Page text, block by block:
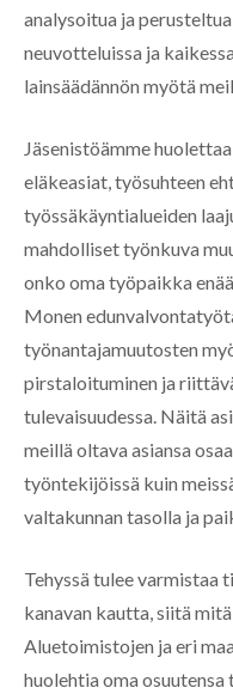
analysoitua ja
neuvotteluissa ja
lainsäädännön myötä
Jäsenistöämme
eläkeasiat, työsuhteen
työssäkäyntialueiden
mahdolliset työnkuva
onko oma työpaikka
Monen
työnantajamuutosten
pirstaloituminen ja
tulevaisuudessa. Näitä
meillä oltava asiansa
työntekijöissä kuin
valtakunnan tasolla ja
Tehyssä tulee varmistaa
kanavan kautta, siitä
Aluetoimistojen ja eri
huolehtia oma